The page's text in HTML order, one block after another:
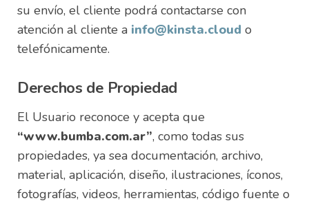
su envío, el cliente podrá contactarse con
atención al cliente a info@kinsta.cloud o
telefónicamente.
Derechos de Propiedad
El Usuario reconoce y acepta que
“www.bumba.com.ar”, como todas sus
propiedades, ya sea documentación, archivo,
material, aplicación, diseño, ilustraciones, íconos,
fotografías, videos, herramientas, código fuente o